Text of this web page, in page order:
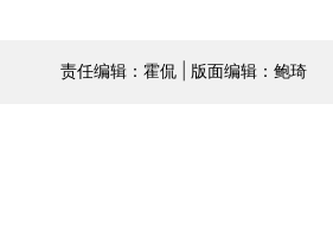
责任编辑：霍侃 | 版面编辑：鲍琦